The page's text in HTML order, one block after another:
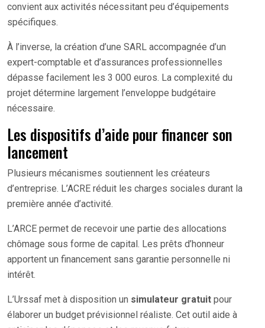
convient aux activités nécessitant peu d’équipements
spécifiques.
À l’inverse, la création d’une SARL accompagnée d’un
expert-comptable et d’assurances professionnelles
dépasse facilement les 3 000 euros. La complexité du
projet détermine largement l’enveloppe budgétaire
nécessaire.
Les dispositifs d’aide pour financer son
lancement
Plusieurs mécanismes soutiennent les créateurs
d’entreprise. L’ACRE réduit les charges sociales durant la
première année d’activité.
L’ARCE permet de recevoir une partie des allocations
chômage sous forme de capital. Les prêts d’honneur
apportent un financement sans garantie personnelle ni
intérêt.
L’Urssaf met à disposition un simulateur gratuit pour
élaborer un budget prévisionnel réaliste. Cet outil aide à